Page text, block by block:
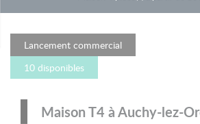
Lancement commercial
10 disponibles
Maison T4 à Auchy-lez-